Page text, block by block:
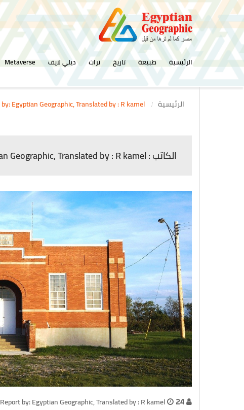
الرئيسية طبيعة تاريخ تراث ديلي لايف Metaverse
الرئيسية
الكاتب : Report by: Egyptian Geographic, Translated by : R kamel
Report by: Egyptian Geographic, Translated by : R kamel 24 اكتوبر